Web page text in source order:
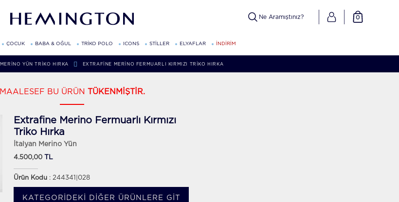
0
ÇOCUK BABA & OĞUL TRİKO POLO ICONS STİLLER ELYAFLAR İNDİRİM
MERINO YÜN TRIKO HIRKA EXTRAFINE MERINO FERMUARLI KIRMIZI TRIKO HIRKA
MAALESEF BU ÜRÜN TÜKENMİŞTİR.
Extrafine Merino Fermuarlı Kırmızı
Triko Hırka
İtalyan Merino Yün
4.500,00 TL
Ürün Kodu : 244341|028
KATEGORIDEKI DIĞER ÜRÜNLERE GIT